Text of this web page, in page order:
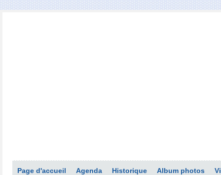
Page d'accueil Agenda Historique Album photos